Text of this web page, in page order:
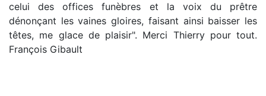
celui des offices funèbres et la voix du prêtre
dénonçant les vaines gloires, faisant ainsi baisser les
têtes, me glace de plaisir". Merci Thierry pour tout.
François Gibault